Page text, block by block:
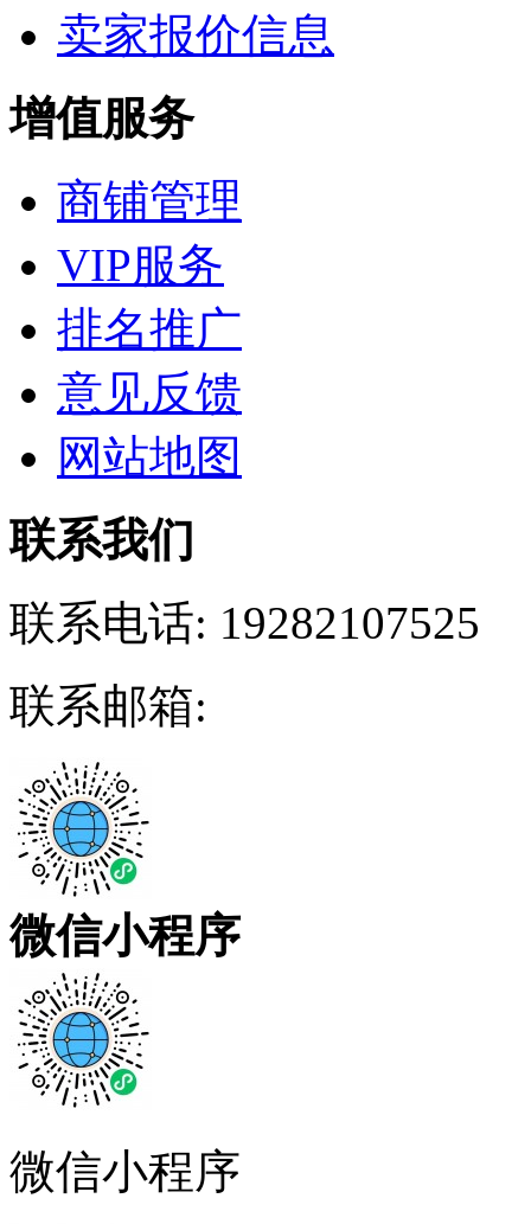
卖家报价信息
增值服务
商铺管理
VIP服务
排名推广
意见反馈
网站地图
联系我们
联系电话: 19282107525
联系邮箱:
微信小程序
微信小程序